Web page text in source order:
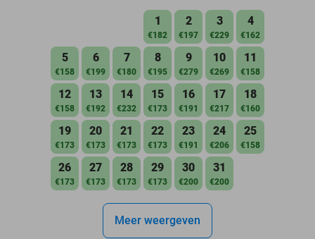
1
€182
2
€197
3
€229
4
€162
5
€158
6
€199
7
€180
8
€195
9
€279
10
€269
11
€158
12
€158
13
€192
14
€232
15
€173
16
€191
17
€217
18
€160
19
€173
20
€173
21
€173
22
€173
23
€191
24
€206
25
€158
26
€173
27
€173
28
€173
29
€173
30
€200
31
€200
Meer weergeven